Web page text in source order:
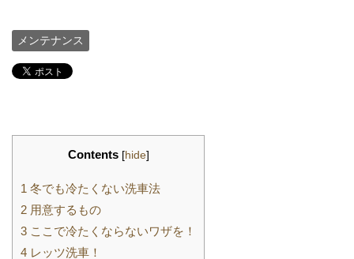
メンテナンス
Contents [hide]
1 冬でも冷たくない洗車法
2 用意するもの
3 ここで冷たくならないワザを！
4 レッツ洗車！